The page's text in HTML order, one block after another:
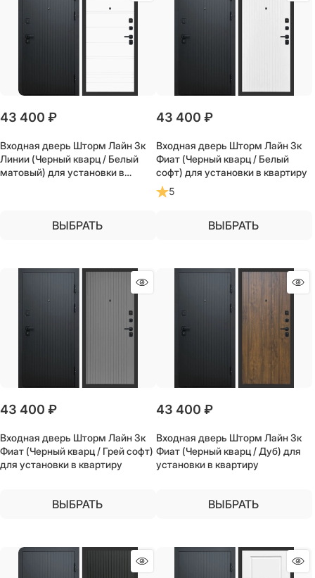
43 400 ₽
Входная дверь Шторм Лайн 3к
Линии (Черный кварц / Белый
матовый) для установки в
ВЫБРАТЬ
43 400 ₽
Входная дверь Шторм Лайн 3к
Фиат (Черный кварц / Белый
софт) для установки в квартиру
5
ВЫБРАТЬ
43 400 ₽
Входная дверь Шторм Лайн 3к
Фиат (Черный кварц / Грей софт)
для установки в квартиру
ВЫБРАТЬ
43 400 ₽
Входная дверь Шторм Лайн 3к
Фиат (Черный кварц / Дуб) для
установки в квартиру
ВЫБРАТЬ